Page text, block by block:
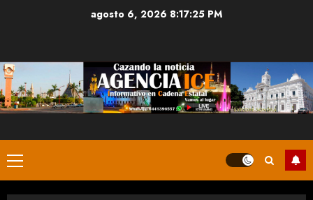
agosto 6, 2026 8:17:25 PM
Menú
principal